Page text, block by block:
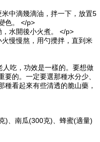
中滴幾滴油，拌一下，放置5
色。 </p>
水開後小火煮。 </p>
慢慢熬，用勺攪拌，直到米
吃，功效是一樣的。要想做
的。一定要選那種水分少、
看起來有些清透的脆山藥，
)、南瓜(300克)、蜂蜜(適量)